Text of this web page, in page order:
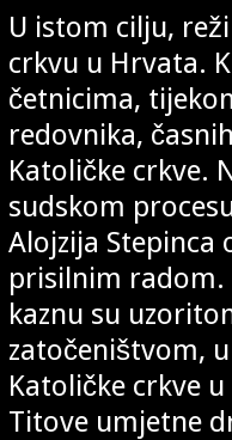
U istom cilju,
crkvu u Hrvata.
četnicima,
redovnika,
Katoličke crkve.
sudskom
Alojzija Stepinca
prisilnim radom.
kaznu su
zatočeništvom,
Katoličke crkve
Titove umjetne